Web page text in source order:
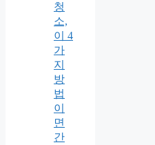
청
소,
이 4
가
지
방
법
이
면
간